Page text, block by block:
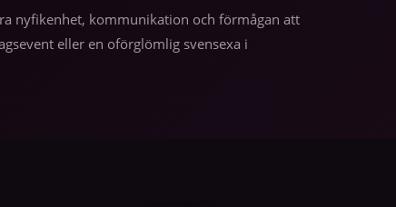
nyfikenhet, kommunikation och förmågan att
eller en oförglömlig svensexa i